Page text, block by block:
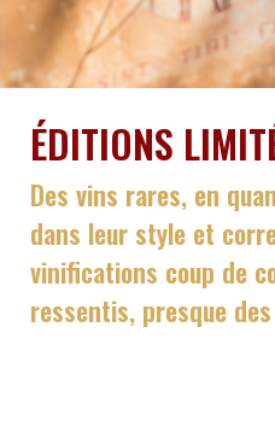
ÉDITIONS
Des vins rares, en
dans leur style et
vinifications coup de
ressentis, presque